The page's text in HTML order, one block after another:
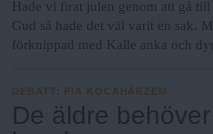
Hade vi firat julen genom att gå
Gud så hade det väl varit en sak.
förknippad med Kalle anka och
DEBATT: PIA KOCAHÂRZEM
De äldre